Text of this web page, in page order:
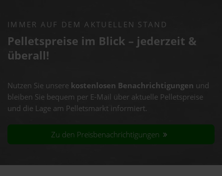
IMMER AUF DEM AKTUELLEN STAND
Pelletspreise im Blick – jederzeit &
überall!
Nutzen Sie unsere kostenlosen Benachrichtigungen und
bleiben Sie bequem per E-Mail über aktuelle Pelletspreise
und die Lage am Pelletsmarkt informiert.
Zu den Preisbenachrichtigungen